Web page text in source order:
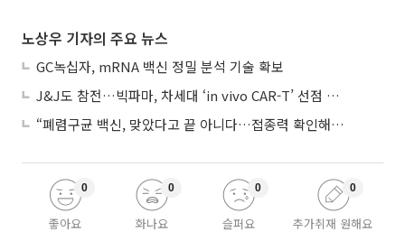
노상우 기자의 주요 뉴스
GC녹십자, mRNA 백신 정밀 분석 기술 확보
J&J도 참전…빅파마, 차세대 ‘in vivo CAR-T’ 선점 경쟁 본격화
“폐렴구균 백신, 맞았다고 끝 아니다…접종력 확인해야”
좋아요
0
화나요
0
슬퍼요
0
추가취재 원해요
0